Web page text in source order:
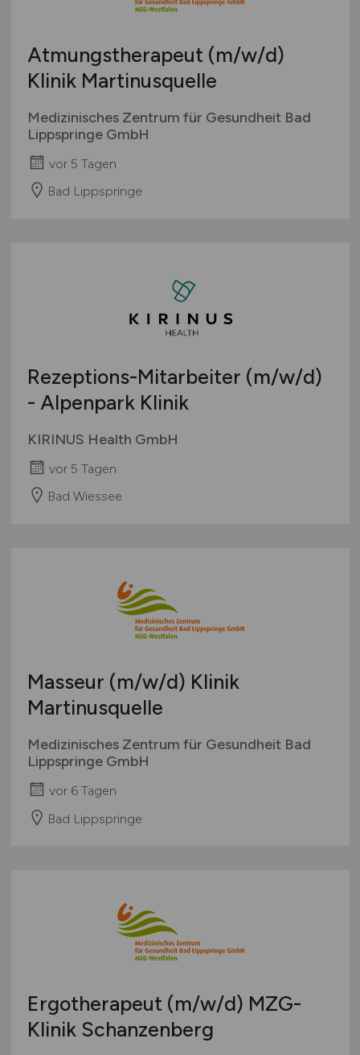
Atmungstherapeut (m/w/d)
Klinik Martinusquelle
Medizinisches Zentrum für Gesundheit Bad
Lippspringe GmbH
vor 5 Tagen
Bad Lippspringe
Rezeptions-Mitarbeiter (m/w/d)
- Alpenpark Klinik
KIRINUS Health GmbH
vor 5 Tagen
Bad Wiessee
Masseur (m/w/d) Klinik
Martinusquelle
Medizinisches Zentrum für Gesundheit Bad
Lippspringe GmbH
vor 6 Tagen
Bad Lippspringe
Ergotherapeut (m/w/d) MZG-
Klinik Schanzenberg